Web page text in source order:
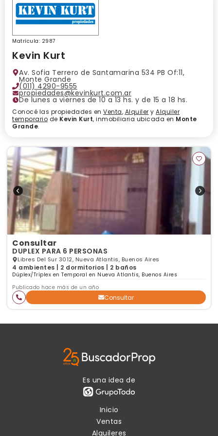
Kevin Kurt
Av. Sofia Terrero de Santamarina 534 PB Of:11,
Monte Grande
(011) 4290-9555
propiedades@kevinkurt.com.ar
De lunes a viernes de 10 a 13 hs. y de 15 a 18 hs.
Matrícula: 2987
Conocé las propiedades en Venta, Alquiler y Alquiler
temporario de Kevin Kurt, inmobiliaria ubicada en Monte
Grande.
Consultar
DUPLEX PARA 6 PERSONAS
Libres Del Sur 3012, Nueva Atlantis, Buenos Aires
4 ambientes | 2 dormitorios | 2 baños
Dúplex/Tríplex en Temporal en Nueva Atlantis, Buenos Aires
Publicado hace más de un año
Consultar
Es una idea de
Inicio
Ventas
Alquileres